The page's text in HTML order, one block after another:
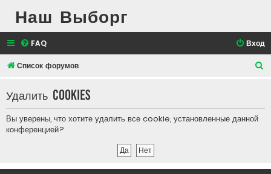
Наш Выборг
FAQ Вход
Список форумов
с
Удалить cookies
Вы уверены, что хотите удалить все cookie, установленные данной
конференцией?